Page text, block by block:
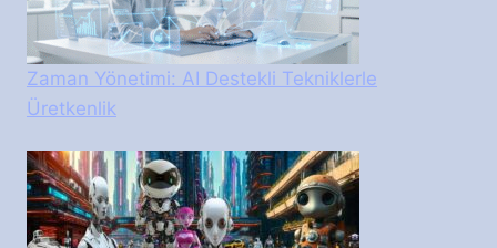
Zaman Yönetimi: AI Destekli Tekniklerle
Üretkenlik